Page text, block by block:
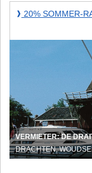
20%
Sommer-
❱ 20% SOMMER-
VERMIETER: DE
DRACHTEN,